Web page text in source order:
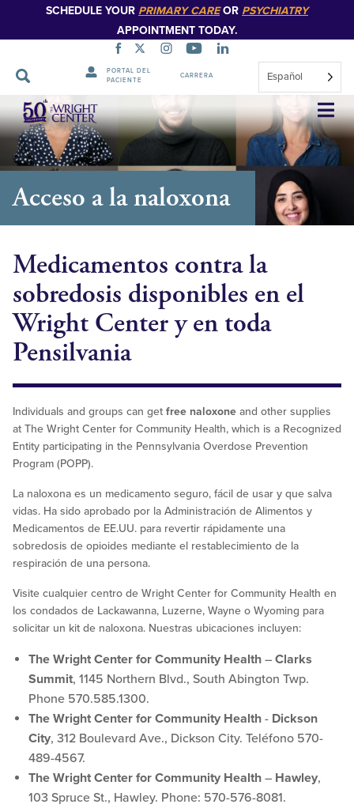
SCHEDULE YOUR PRIMARY CAREOR PSYCHIATRY
APPOINTMENT TODAY.
PORTAL DEL
PACIENTE
CARRERA Español
Saltar
navegación
Acceso a la naloxona
Medicamentos contra la
sobredosis disponibles en el
Wright Center y en toda
Pensilvania
Individuals and groups can get free naloxone and other supplies
at The Wright Center for Community Health, which is a Recognized
Entity participating in the Pennsylvania Overdose Prevention
Program (POPP).
La naloxona es un medicamento seguro, fácil de usar y que salva
vidas. Ha sido aprobado por la Administración de Alimentos y
Medicamentos de EE.UU. para revertir rápidamente una
sobredosis de opioides mediante el restablecimiento de la
respiración de una persona.
Visite cualquier centro de Wright Center for Community Health en
los condados de Lackawanna, Luzerne, Wayne o Wyoming para
solicitar un kit de naloxona. Nuestras ubicaciones incluyen:
The Wright Center for Community Health – Clarks
Summit, 1145 Northern Blvd., South Abington Twp.
Phone 570.585.1300.
The Wright Center for Community Health - Dickson
City, 312 Boulevard Ave., Dickson City. Teléfono 570-
489-4567.
The Wright Center for Community Health – Hawley,
103 Spruce St., Hawley. Phone: 570-576-8081.